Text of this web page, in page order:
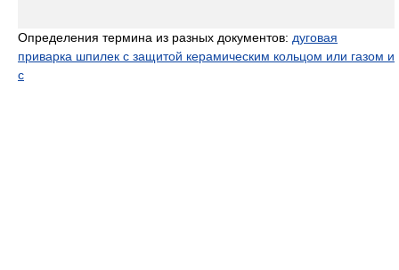
Определения термина из разных документов: дуговая
приварка шпилек с защитой керамическим кольцом или газом и
с